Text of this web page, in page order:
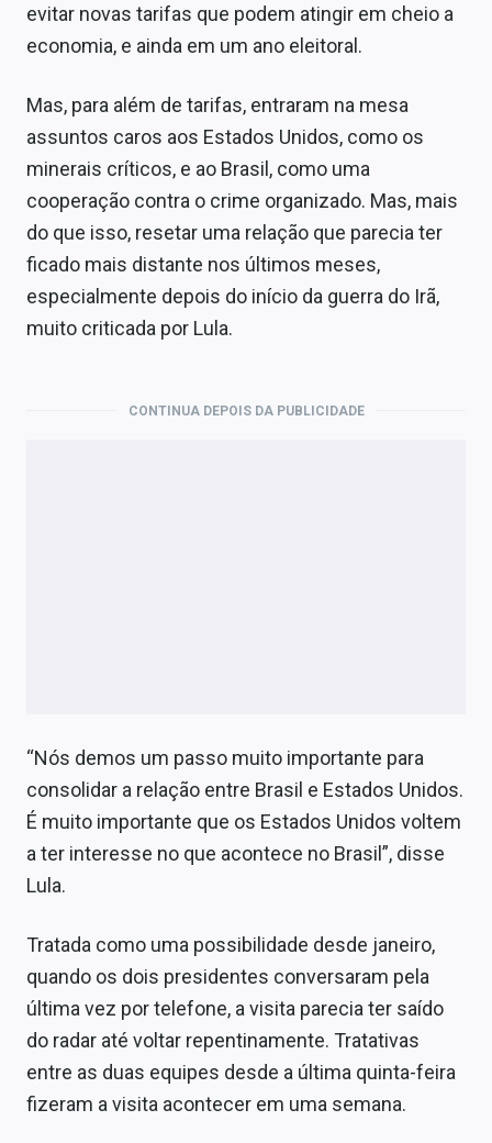
evitar novas tarifas que podem atingir em cheio a
economia, e ainda em um ano eleitoral.
Mas, para além de tarifas, entraram na mesa
assuntos caros aos Estados Unidos, como os
minerais críticos, e ao Brasil, como uma
cooperação contra o crime organizado. Mas, mais
do que isso, resetar uma relação que parecia ter
ficado mais distante nos últimos meses,
especialmente depois do início da guerra do Irã,
muito criticada por Lula.
CONTINUA DEPOIS DA PUBLICIDADE
“Nós demos um passo muito importante para
consolidar a relação entre Brasil e Estados Unidos.
É muito importante que os Estados Unidos voltem
a ter interesse no que acontece no Brasil”, disse
Lula.
Tratada como uma possibilidade desde janeiro,
quando os dois presidentes conversaram pela
última vez por telefone, a visita parecia ter saído
do radar até voltar repentinamente. Tratativas
entre as duas equipes desde a última quinta-feira
fizeram a visita acontecer em uma semana.